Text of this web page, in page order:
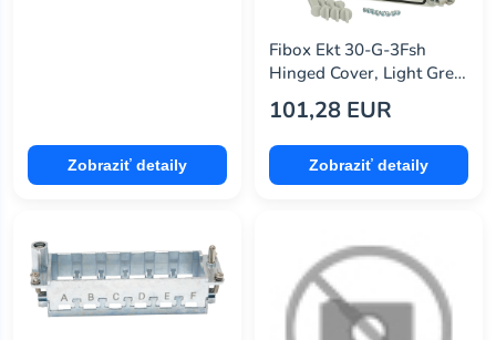
Zobraziť detaily
Fibox Ekt 30-G-3Fsh
Hinged Cover, Light Grey,
30X280X580Mm
101,28 EUR
Zobraziť detaily